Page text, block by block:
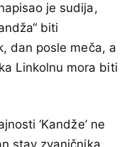
je sudija,
biti
dan posle meča, a
Linkolnu mora biti
‘Kandže’ ne